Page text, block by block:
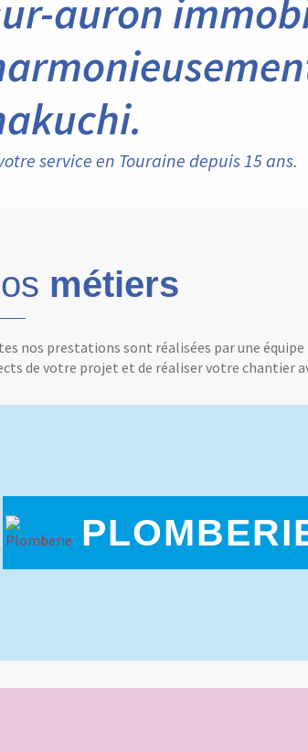
auron
service en Touraine depuis 15 ans.
métiers
nos prestations sont réalisées par une
de votre projet et de réaliser votre chantier